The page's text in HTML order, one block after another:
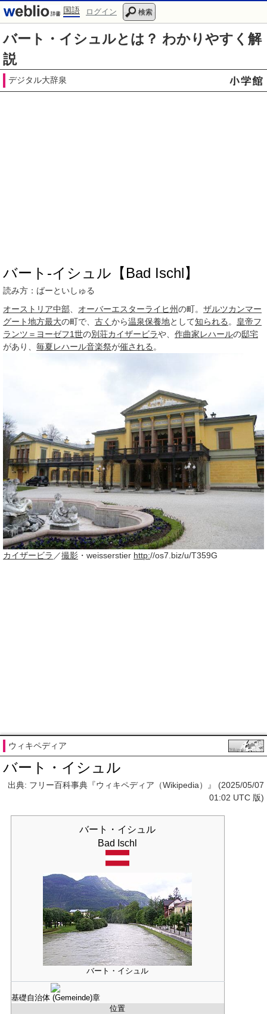
国語 ログイン 検索
バート・イシュルとは？ わかりやすく解
説
デジタル大辞泉
バート‐イシュル【Bad Ischl】
読み方：ばーといしゅる
オーストリア中部 オーバーエスターライヒ州の町。 ザルツカンマー
グート地方最大の町で、 古く から温泉保養地として知られる 。 皇帝フ
ランツ＝ヨーゼフ1世の別荘カイザービラや、 作曲家レハールの邸宅
があり、 毎夏レハール音楽祭が催される 。
カイザービラ ／撮影 ・weisserstier http://os7.biz/u/T359G
ウィキペディア
バート・イシュル
出典: フリー百科事典『ウィキペディア（Wikipedia）』 (2025/05/07
01:02 UTC 版)
バート・イシュル
Bad Ischl
バート・イシュル
基礎自治体 (Gemeinde)章
位置